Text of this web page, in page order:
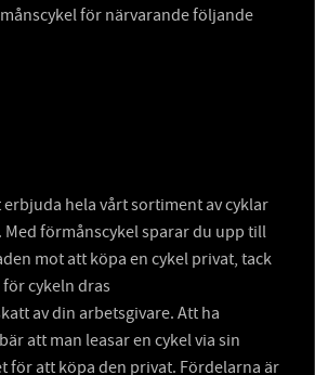
för närvarande följande
hela vårt sortiment av cyklar
förmånscykel sparar du upp till
mot att köpa en cykel privat, tack
cykeln dras
av din arbetsgivare. Att ha
att man leasar en cykel via sin
för att köpa den privat. Fördelarna är